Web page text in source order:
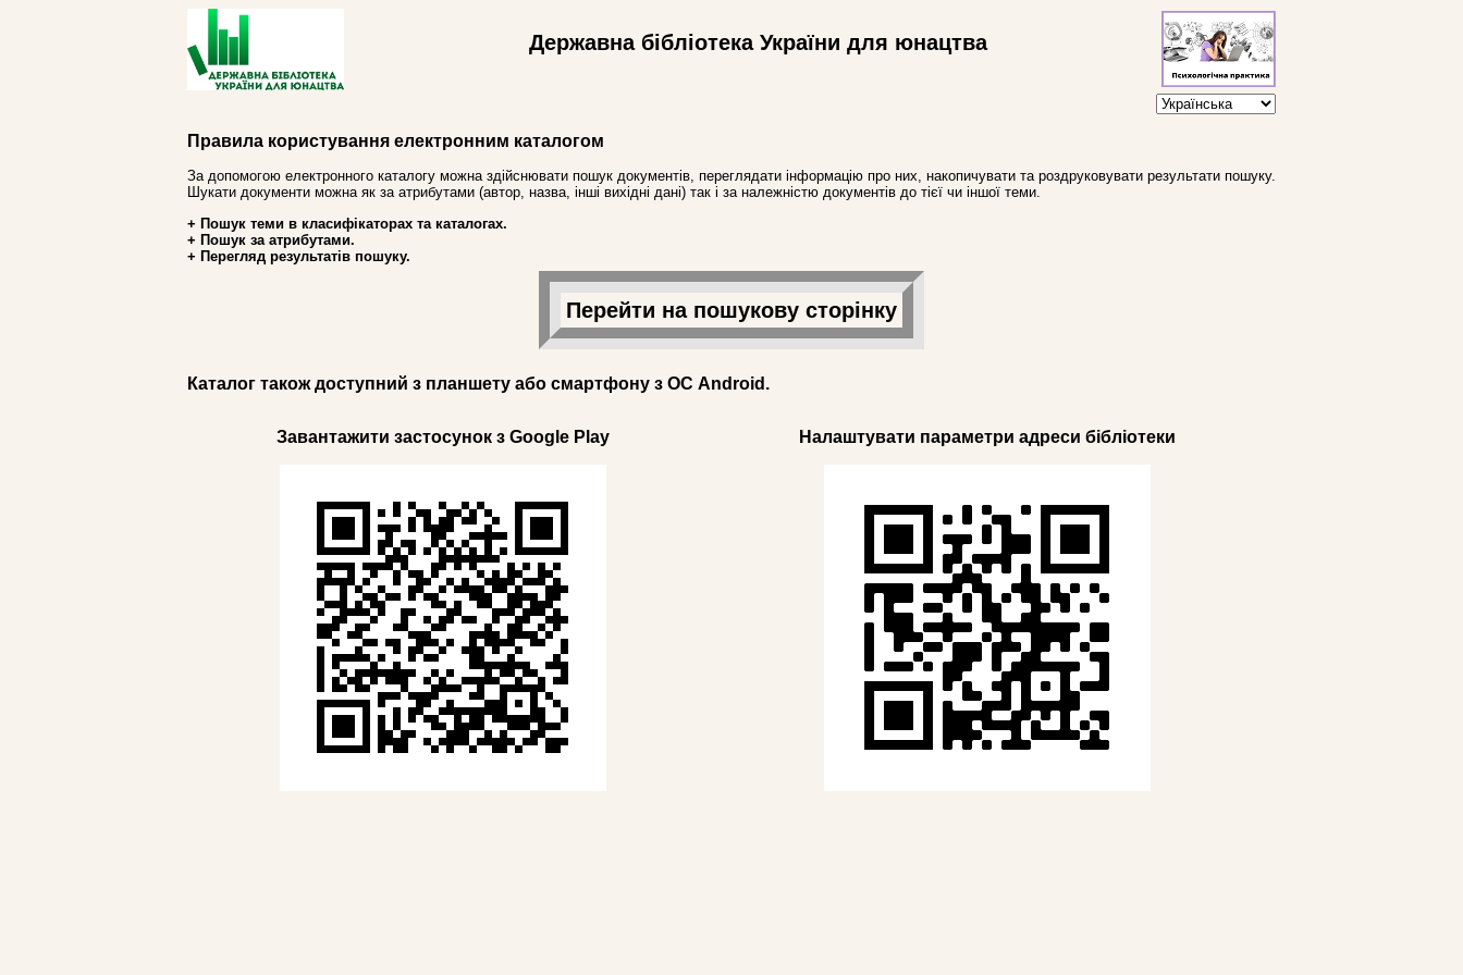
Державна бібліотека України для юнацтва
Правила користування електронним каталогом
За допомогою електронного каталогу можна здійснювати пошук документів, переглядати інформацію про них, накопичувати та роздруковувати результати пошуку.
Шукати документи можна як за атрибутами (автор, назва, інші вихідні дані) так і за належністю документів до тієї чи іншої теми.
+ Пошук теми в класифікаторах та каталогах.
+ Пошук за атрибутами.
+ Перегляд результатів пошуку.
Перейти на пошукову сторінку
Каталог також доступний з планшету або смартфону з ОС Android.
Завантажити застосунок з Google Play Налаштувати параметри адреси бібліотеки